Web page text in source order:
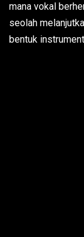
mana vokal
seolah
bentuk